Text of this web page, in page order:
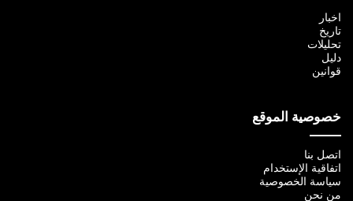
اخبار
تاريخ
تحليلات
دليل
قوانين
خصوصية الموقع
اتصل بنا
اتفاقية الإستخدام
سياسة الخصوصية
من نحن